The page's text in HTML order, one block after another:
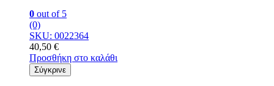
0 out of 5
(0)
SKU: 0022364
40,50 €
Προσθήκη στο καλάθι
Σύγκρινε